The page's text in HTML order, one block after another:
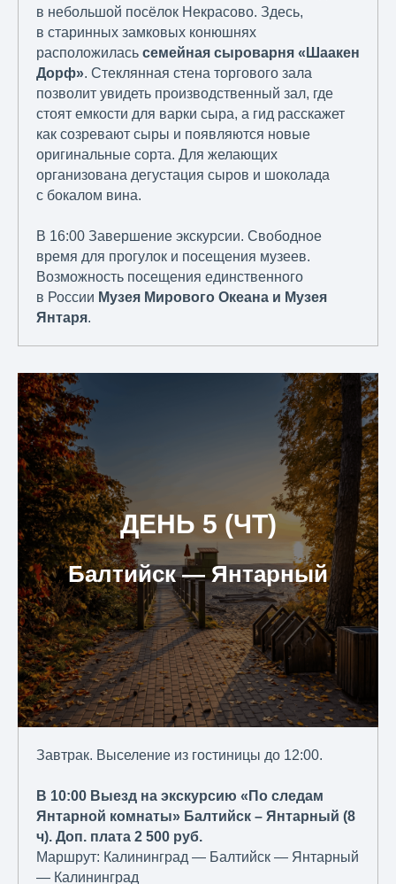
в небольшой посёлок Некрасово. Здесь,
в старинных замковых конюшнях
расположилась семейная сыроварня «Шаакен
Дорф». Стеклянная стена торгового зала
позволит увидеть производственный зал, где
стоят емкости для варки сыра, а гид расскажет
как созревают сыры и появляются новые
оригинальные сорта. Для желающих
организована дегустация сыров и шоколада
с бокалом вина.
В 16:00 Завершение экскурсии. Свободное
время для прогулок и посещения музеев.
Возможность посещения единственного
в России Музея Мирового Океана и Музея
Янтаря.
ДЕНЬ 5 (ЧТ)
Балтийск ― Янтарный
Завтрак. Выселение из гостиницы до 12:00.
В 10:00 Выезд на экскурсию «По следам
Янтарной комнаты» Балтийск – Янтарный (8
ч). Доп. плата 2 500 руб.
Маршрут: Калининград — Балтийск — Янтарный
— Калининград